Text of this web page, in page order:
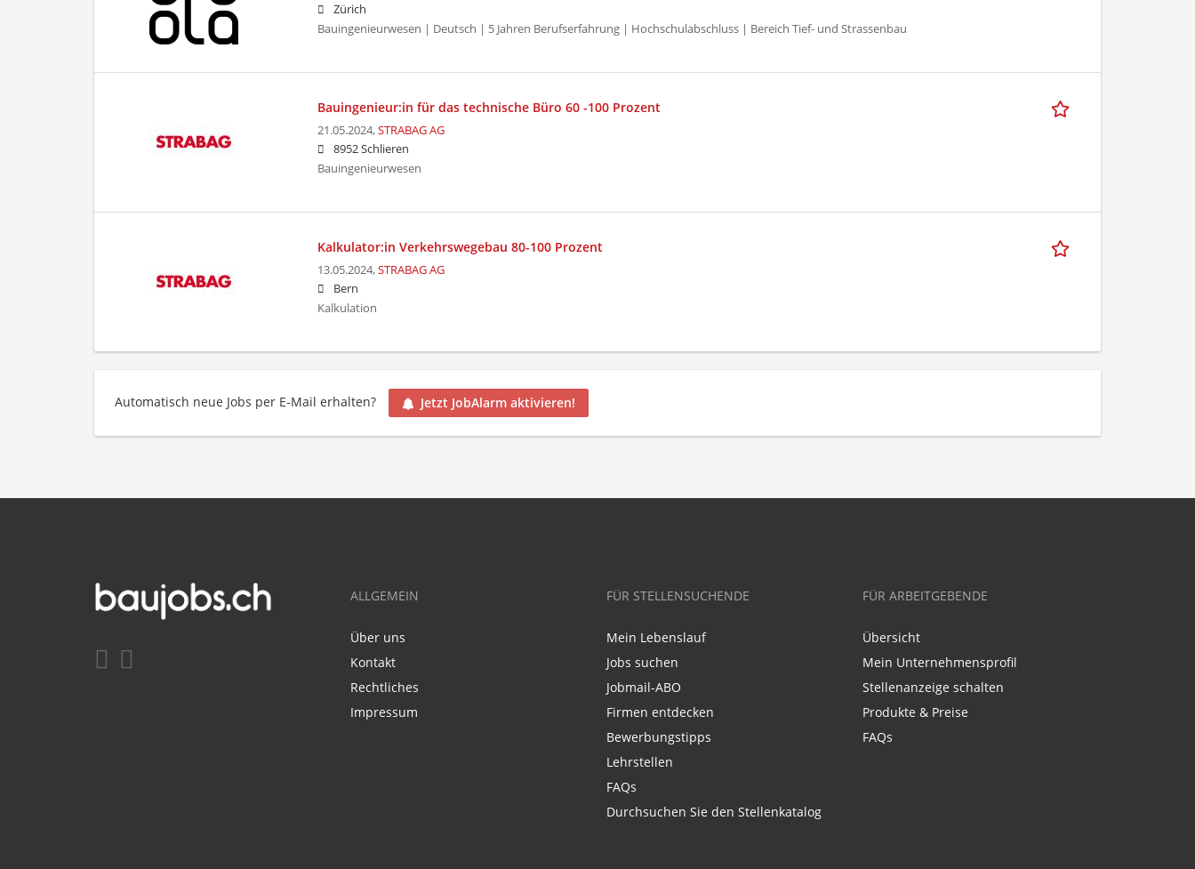
Zürich
Bauingenieurwesen | Deutsch | 5 Jahren Berufserfahrung | Hochschulabschluss | Bereich Tief- und Strassenbau
Bauingenieur:in für das technische Büro 60 -100 Prozent
21.05.2024,STRABAG AG
8952 Schlieren
Bauingenieurwesen
Kalkulator:in Verkehrswegebau 80-100 Prozent
13.05.2024,STRABAG AG
Bern
Kalkulation
Automatisch neue Jobs per E-Mail erhalten? Jetzt JobAlarm aktivieren!
ALLGEMEIN
Über uns
Kontakt
Rechtliches
Impressum
FÜR STELLENSUCHENDE
Mein Lebenslauf
Jobs suchen
Jobmail-ABO
Firmen entdecken
Bewerbungstipps
Lehrstellen
FAQs
Durchsuchen Sie den Stellenkatalog
FÜR ARBEITGEBENDE
Übersicht
Mein Unternehmensprofil
Stellenanzeige schalten
Produkte & Preise
FAQs